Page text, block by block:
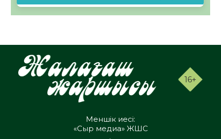
16+
Меншік иесі:
«Сыр медиа» ЖШС